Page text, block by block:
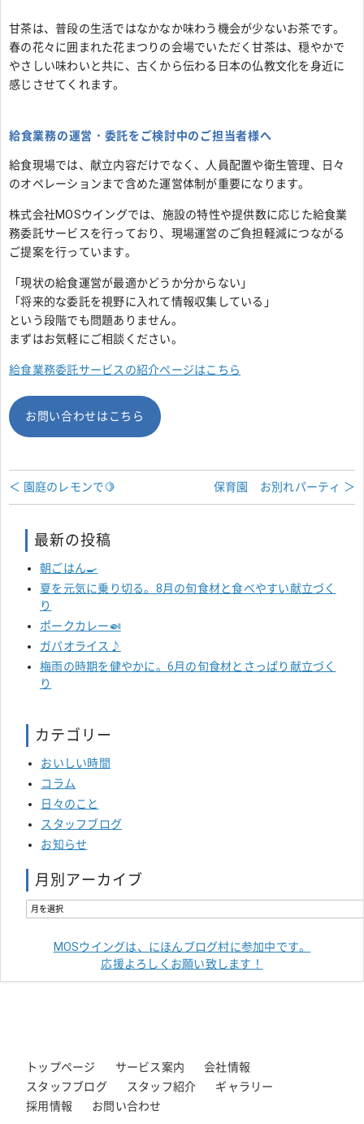
甘茶は、普段の生活ではなかなか味わう機会が少ないお茶です。
春の花々に囲まれた花まつりの会場でいただく甘茶は、穏やかで
やさしい味わいと共に、古くから伝わる日本の仏教文化を身近に
感じさせてくれます。
給食業務の運営・委託をご検討中のご担当者様へ
給食現場では、献立内容だけでなく、人員配置や衛生管理、日々
のオペレーションまで含めた運営体制が重要になります。
株式会社MOSウイングでは、施設の特性や提供数に応じた給食業
務委託サービスを行っており、現場運営のご負担軽減につながる
ご提案を行っています。
「現状の給食運営が最適かどうか分からない」
「将来的な委託を視野に入れて情報収集している」
という段階でも問題ありません。
まずはお気軽にご相談ください。
給食業務委託サービスの紹介ページはこちら
お問い合わせはこちら
保育園 お別れパーティ ＞
＜ 園庭のレモンで🍋
最新の投稿
朝ごはん🍳
夏を元気に乗り切る。8月の旬食材と食べやすい献立づく
り
ポークカレー🍛
ガパオライス♪
梅雨の時期を健やかに。6月の旬食材とさっぱり献立づく
り
カテゴリー
おいしい時間
コラム
日々のこと
スタッフブログ
お知らせ
月別アーカイブ
MOSウイングは、にほんブログ村に参加中です。
応援よろしくお願い致します！
トップページ サービス案内
会社情報
スタッフブログ
スタッフ紹介
ギャラリー
採用情報
お問い合わせ